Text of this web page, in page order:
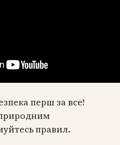
перш за все!
правил.